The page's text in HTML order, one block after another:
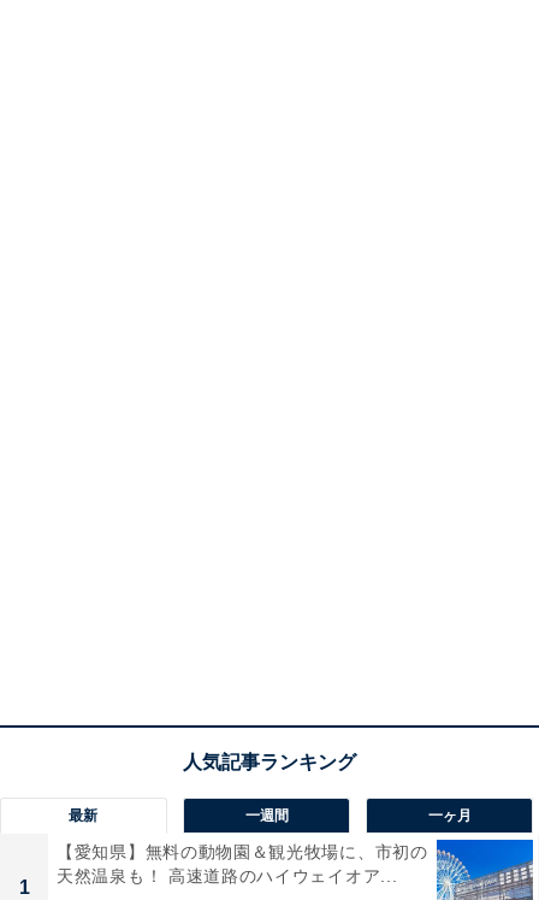
最新 一週間 一ヶ月
1
【愛知県】無料の動物園＆観光牧場に、市初の
天然温泉も！ 高速道路のハイウェイオア...